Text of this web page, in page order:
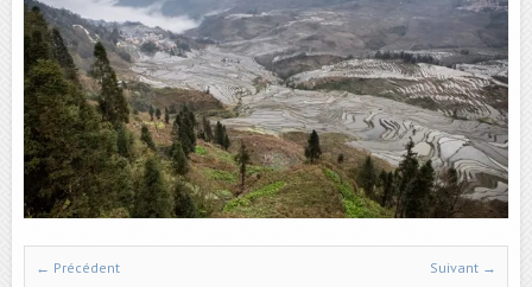
← Précédent Suivant →